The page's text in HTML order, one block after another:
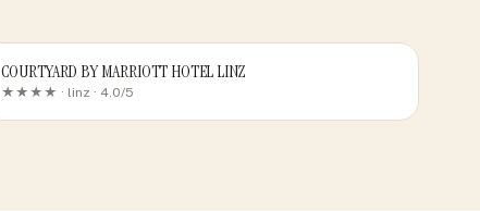
COURTYARD BY MARRIOTT HOTEL LINZ
★★★★ · linz · 4.0/5